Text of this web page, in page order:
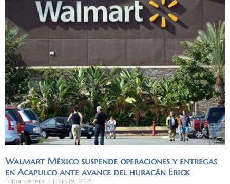
Walmart México suspende operaciones y entregas
en Acapulco ante avance del huracán Erick
Editor general junio 19, 2025